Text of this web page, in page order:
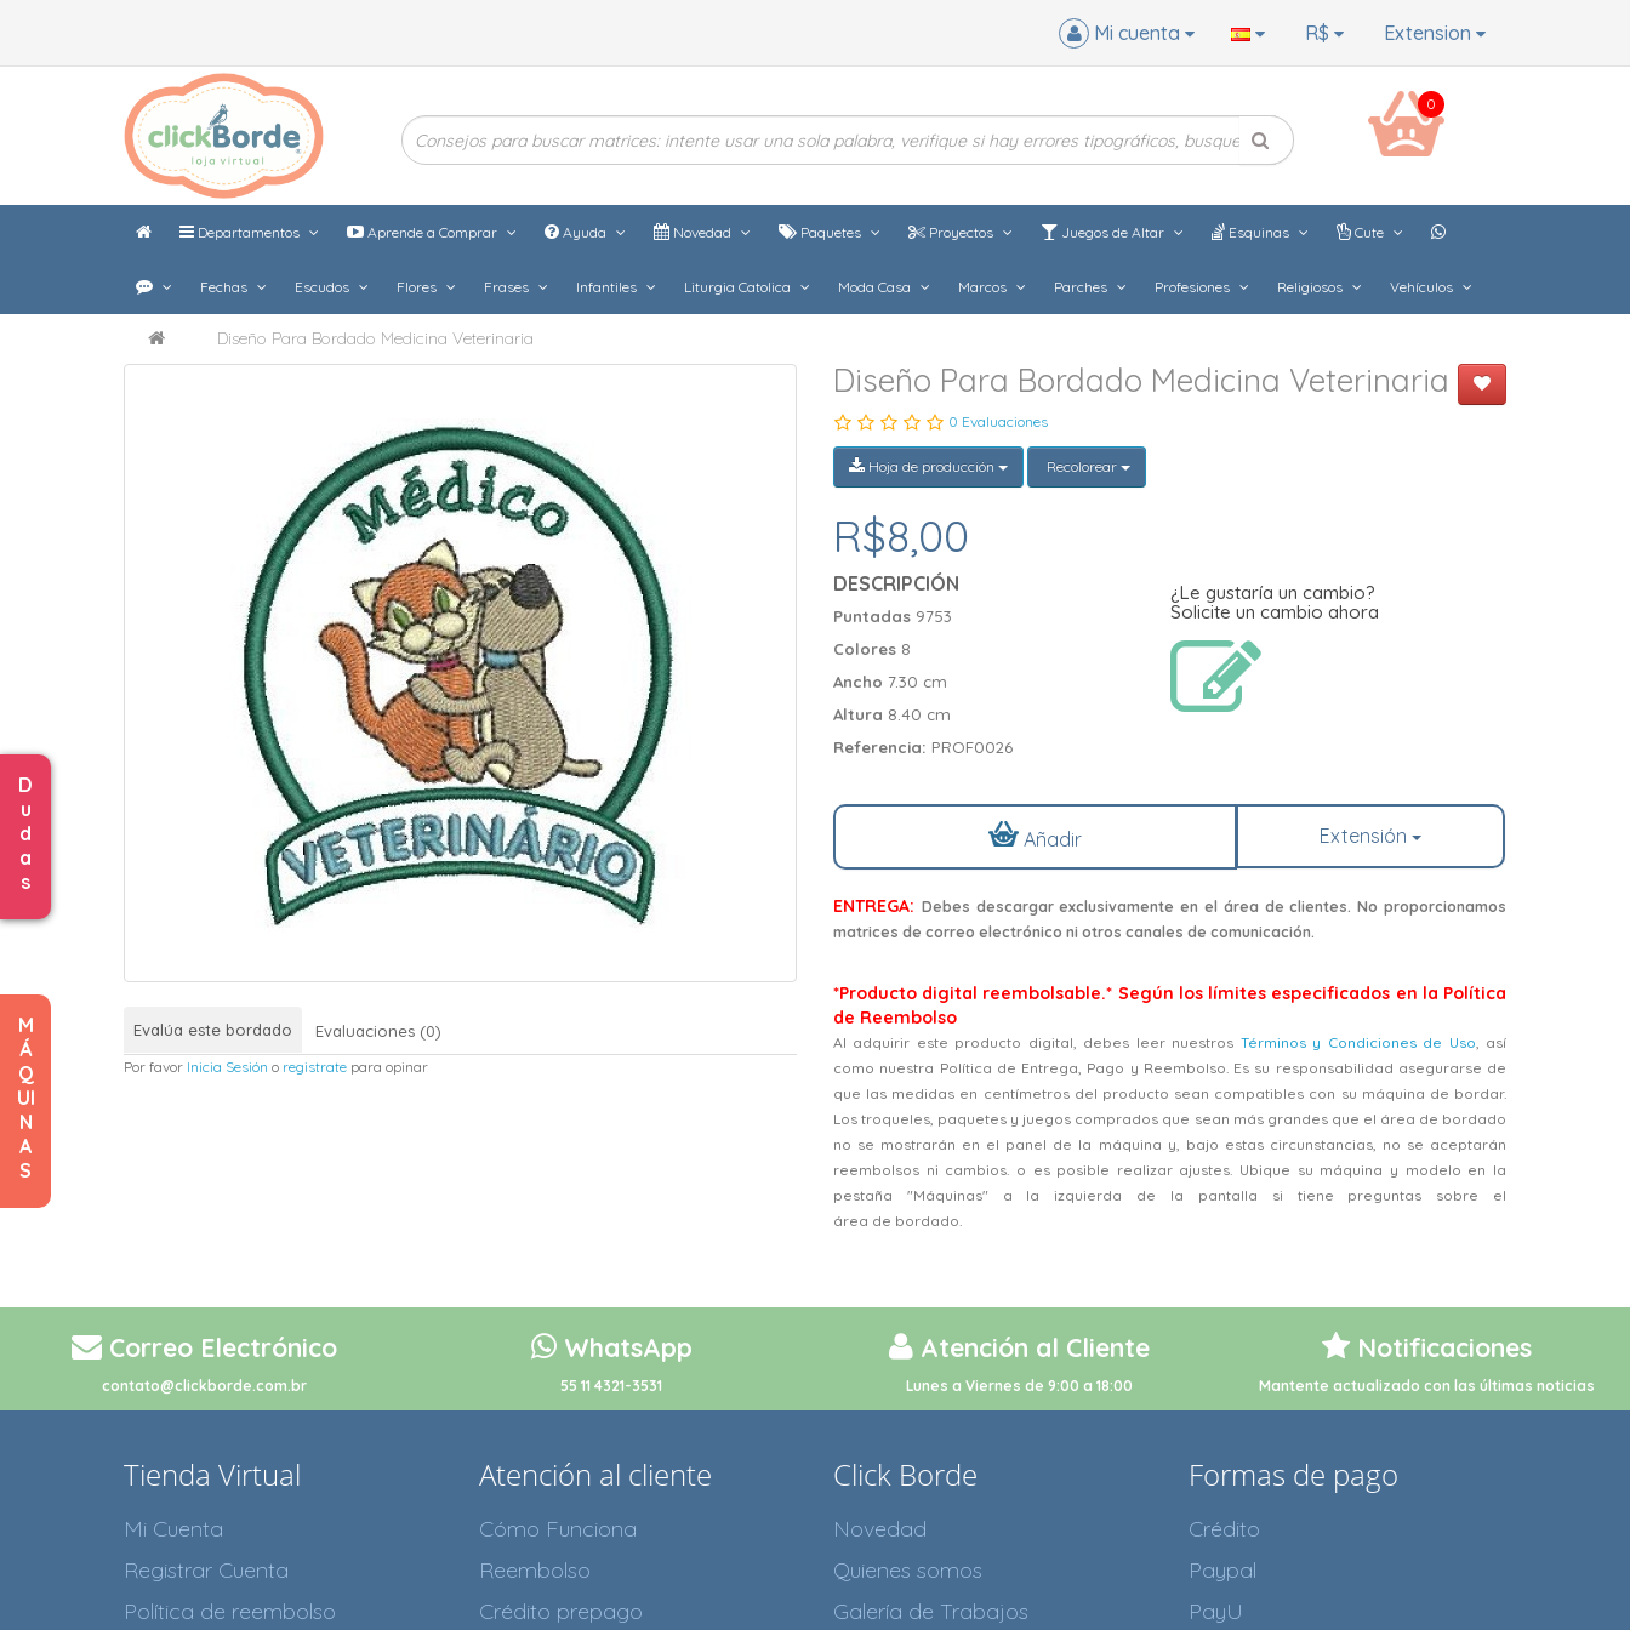
D
u
d
a
s
M
Á
Q
UI
N
A
S
Extension
R$
Mi cuenta
0
Departamentos Aprende a Comprar Ayuda Novedad Paquetes Proyectos Juegos de Altar Esquinas Cute
Fechas Escudos Flores Frases Infantiles Liturgia Catolica Moda Casa Marcos Parches Profesiones Religiosos Vehículos
Diseño Para Bordado Medicina Veterinaria
Evalúa este bordado Evaluaciones (0)
Por favor Inicia Sesión o registrate para opinar
Diseño Para Bordado Medicina Veterinaria
0 Evaluaciones
Hoja de producción Recolorear
R$8,00
DESCRIPCIÓN
Puntadas 9753
Colores 8
Ancho 7.30 cm
Altura 8.40 cm
Referencia: PROF0026
¿Le gustaría un cambio?
Solicite un cambio ahora
Añadir Extensión
ENTREGA: Debes descargar exclusivamente en el área de clientes. No proporcionamos
matrices de correo electrónico ni otros canales de comunicación.
*Producto digital reembolsable.* Según los límites especificados en la Política
de Reembolso
Al adquirir este producto digital, debes leer nuestros Términos y Condiciones de Uso , así
como nuestra Política de Entrega, Pago y Reembolso. Es su responsabilidad asegurarse de
que las medidas en centímetros del producto sean compatibles con su máquina de bordar.
Los troqueles, paquetes y juegos comprados que sean más grandes que el área de bordado
no se mostrarán en el panel de la máquina y, bajo estas circunstancias, no se aceptarán
reembolsos ni cambios. o es posible realizar ajustes. Ubique su máquina y modelo en la
pestaña "Máquinas" a la izquierda de la pantalla si tiene preguntas sobre el
área de bordado.
Correo Electrónico
contato@clickborde.com.br
WhatsApp
55 11 4321-3531
Atención al Cliente
Lunes a Viernes de 9:00 a 18:00
Notificaciones
Mantente actualizado con las últimas noticias
Tienda Virtual
Mi Cuenta
Registrar Cuenta
Política de reembolso
Atención al cliente
Cómo Funciona
Reembolso
Crédito prepago
Click Borde
Novedad
Quienes somos
Galería de Trabajos
Formas de pago
Crédito
Paypal
PayU